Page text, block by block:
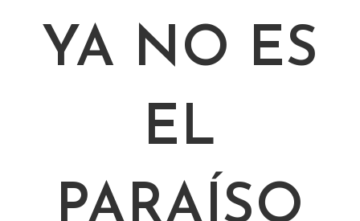
YA NO ES
EL
PARAÍSO